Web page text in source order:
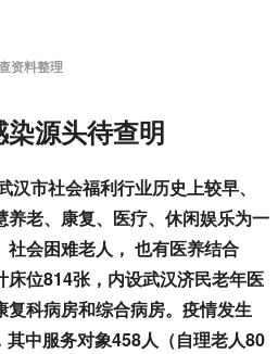
资料整理
源头待查明
市社会福利行业历史上较早、
老、康复、医疗、休闲娱乐为一
社会困难老人， 也有医养结合
床位814张，内设武汉济民老年医
科病房和综合病房。疫情发生
中服务对象458人（自理老人80